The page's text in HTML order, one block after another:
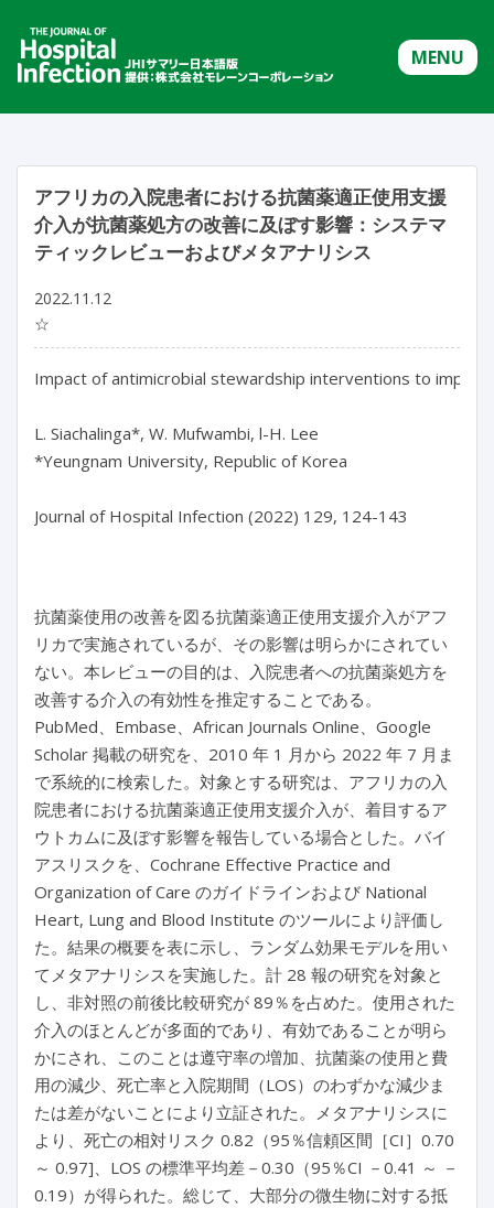
MENU
アフリカの入院患者における抗菌薬適正使用支援
介入が抗菌薬処方の改善に及ぼす影響：システマ
ティックレビューおよびメタアナリシス
2022.11.12
☆
Impact of antimicrobial stewardship interventions to
L. Siachalinga*, W. Mufwambi, l-H. Lee
*Yeungnam University, Republic of Korea
Journal of Hospital Infection (2022) 129, 124-143
抗菌薬使用の改善を図る抗菌薬適正使用支援介入がアフ
リカで実施されているが、その影響は明らかにされてい
ない。本レビューの目的は、入院患者への抗菌薬処方を
改善する介入の有効性を推定することである。
PubMed、Embase、African Journals Online、Google
Scholar 掲載の研究を、2010 年 1 月から 2022 年 7 月ま
で系統的に検索した。対象とする研究は、アフリカの入
院患者における抗菌薬適正使用支援介入が、着目するア
ウトカムに及ぼす影響を報告している場合とした。バイ
アスリスクを、Cochrane Effective Practice and
Organization of Care のガイドラインおよび National
Heart, Lung and Blood Institute のツールにより評価し
た。結果の概要を表に示し、ランダム効果モデルを用い
てメタアナリシスを実施した。計 28 報の研究を対象と
し、非対照の前後比較研究が 89％を占めた。使用された
介入のほとんどが多面的であり、有効であることが明ら
かにされ、このことは遵守率の増加、抗菌薬の使用と費
用の減少、死亡率と入院期間（LOS）のわずかな減少ま
たは差がないことにより立証された。メタアナリシスに
より、死亡の相対リスク 0.82（95％信頼区間［CI］0.70
～ 0.97]、LOS の標準平均差－0.30（95％CI －0.41 ～ －
0.19）が得られた。総じて、大部分の微生物に対する抵